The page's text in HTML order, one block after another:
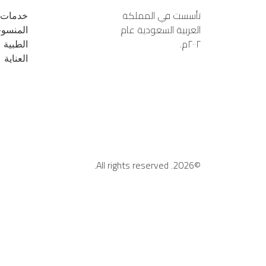
٢٠٠٢م.
خدمات
الطبية
العناية
©2026.
All rights reserved.